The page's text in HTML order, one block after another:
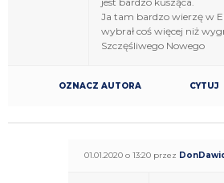
Ja tam bardzo wierzę w
wybrał coś więcej niż
Szczęśliwego Nowego
OZNACZ AUTORA CYTUJ
01.01.2020 o 13:20 przez